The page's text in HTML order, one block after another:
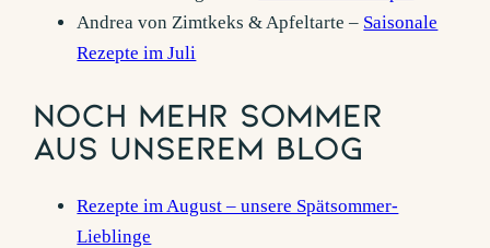
Andrea von Zimtkeks & Apfeltarte – Saisonale
Rezepte im Juli
Noch mehr Sommer
aus unserem Blog
Rezepte im August – unsere Spätsommer-
Lieblinge